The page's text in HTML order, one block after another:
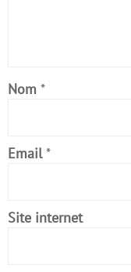
Nom *
Email *
Site internet